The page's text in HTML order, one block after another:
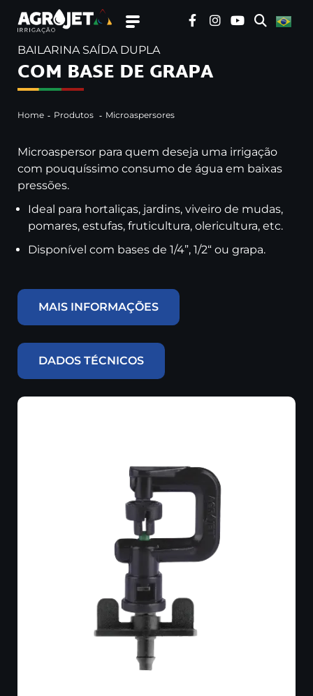
BAILARINA SAÍDA DUPLA
COM BASE DE GRAPA
Home Produtos Microaspersores
Microaspersor para quem deseja uma irrigação
com pouquíssimo consumo de água em baixas
pressões.
Ideal para hortaliças, jardins, viveiro de mudas,
pomares, estufas, fruticultura, olericultura, etc.
Disponível com bases de 1/4”, 1/2“ ou grapa.
MAIS INFORMAÇÕES
DADOS TÉCNICOS